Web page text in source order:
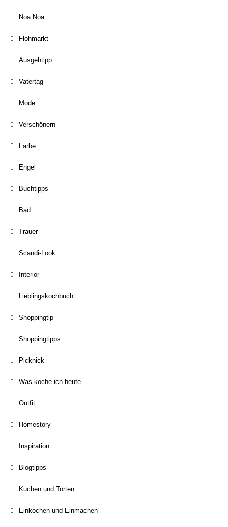
Noa Noa
Flohmarkt
Ausgehtipp
Vatertag
Mode
Verschönern
Farbe
Engel
Buchtipps
Bad
Trauer
Scandi-Look
Interior
Lieblingskochbuch
Shoppingtip
Shoppingtipps
Picknick
Was koche ich heute
Outfit
Homestory
Inspiration
Blogtipps
Kuchen und Torten
Einkochen und Einmachen